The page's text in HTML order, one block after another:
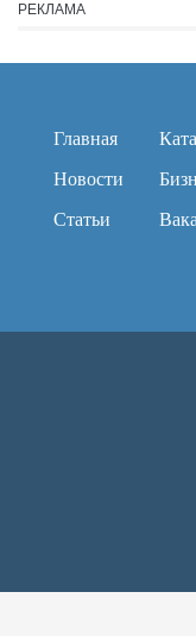
РЕКЛАМА
Главная
Новости
Статьи